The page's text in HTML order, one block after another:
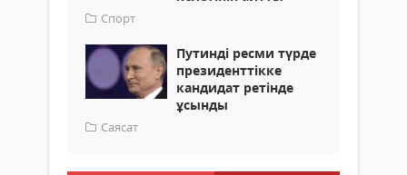
Спорт
Путинді ресми түрде
президенттікке
кандидат ретінде
ұсынды
Саясат